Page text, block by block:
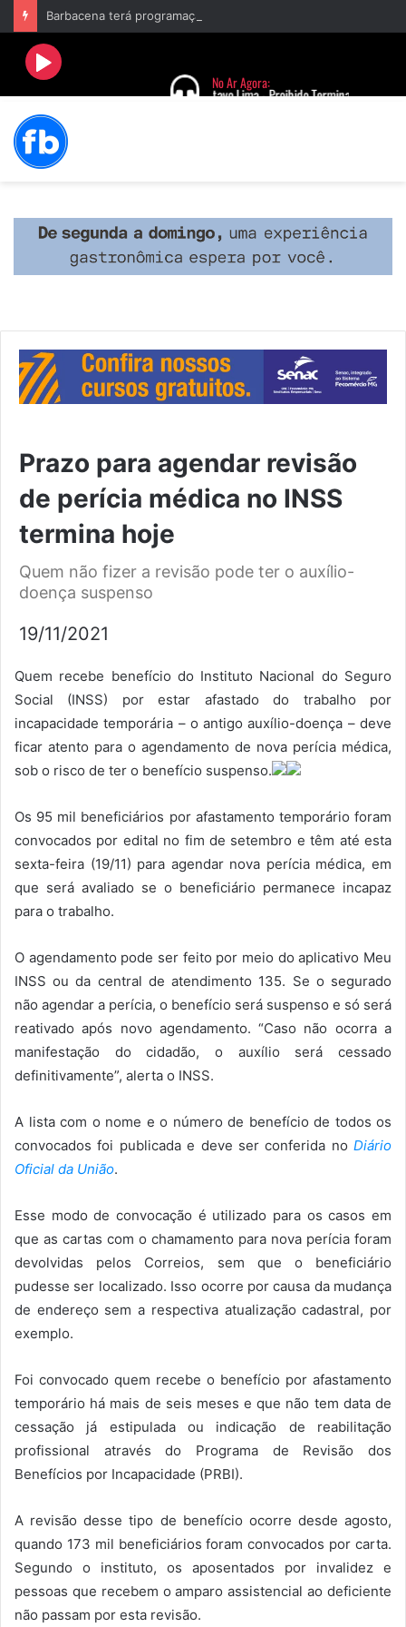
Prazo para agendar revisão
de perícia médica no INSS
termina hoje
Quem não fizer a revisão pode ter o auxílio-
doença suspenso
19/11/2021
Quem recebe benefício do Instituto Nacional do Seguro
Social (INSS) por estar afastado do trabalho por
incapacidade temporária – o antigo auxílio-doença – deve
ficar atento para o agendamento de nova perícia médica,
sob o risco de ter o benefício suspenso.
Os 95 mil beneficiários por afastamento temporário foram
convocados por edital no fim de setembro e têm até esta
sexta-feira (19/11) para agendar nova perícia médica, em
que será avaliado se o beneficiário permanece incapaz
para o trabalho.
O agendamento pode ser feito por meio do aplicativo Meu
INSS ou da central de atendimento 135. Se o segurado
não agendar a perícia, o benefício será suspenso e só será
reativado após novo agendamento. “Caso não ocorra a
manifestação do cidadão, o auxílio será cessado
definitivamente”, alerta o INSS.
A lista com o nome e o número de benefício de todos os
convocados foi publicada e deve ser conferida no Diário
Oficial da União.
Esse modo de convocação é utilizado para os casos em
que as cartas com o chamamento para nova perícia foram
devolvidas pelos Correios, sem que o beneficiário
pudesse ser localizado. Isso ocorre por causa da mudança
de endereço sem a respectiva atualização cadastral, por
exemplo.
Foi convocado quem recebe o benefício por afastamento
temporário há mais de seis meses e que não tem data de
cessação já estipulada ou indicação de reabilitação
profissional através do Programa de Revisão dos
Benefícios por Incapacidade (PRBI).
A revisão desse tipo de benefício ocorre desde agosto,
quando 173 mil beneficiários foram convocados por carta.
Segundo o instituto, os aposentados por invalidez e
pessoas que recebem o amparo assistencial ao deficiente
não passam por esta revisão.